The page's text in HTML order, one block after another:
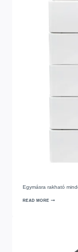
Egymásra rakható
READ MORE